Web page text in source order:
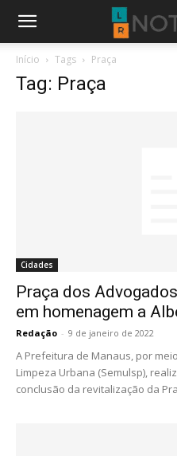
Início Tags Praça
Tag: Praça
Cidades
Praça dos
em homenagem a
Redação - 9 de janeiro de 2022
A Prefeitura de Manaus, por
Limpeza Urbana (Semulsp),
conclusão da revitalização da